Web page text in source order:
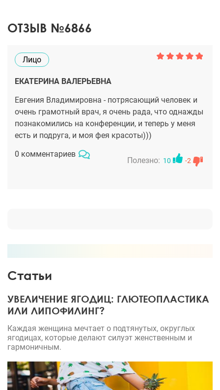
ОТЗЫВ №6866
Лицо
ЕКАТЕРИНА ВАЛЕРЬЕВНА
Евгения Владимировна - потрясающий человек и
очень грамотный врач, я очень рада, что однажды
познакомились на конференции, и теперь у меня
есть и подруга, и моя фея красоты)))
0 комментариев
Полезно: 10 -2
Статьи
УВЕЛИЧЕНИЕ ЯГОДИЦ: ГЛЮТЕОПЛАСТИКА
ИЛИ ЛИПОФИЛИНГ?
Каждая женщина мечтает о подтянутых, округлых
ягодицах, которые делают силуэт женственным и
гармоничным.